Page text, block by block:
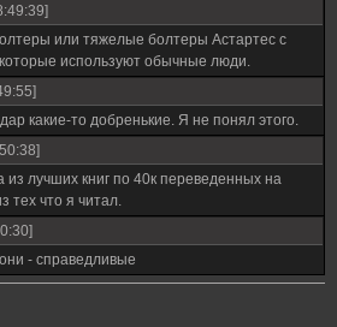
или тяжелые болтеры Астартес с
используют обычные люди.
какие-то добренькие. Я не понял этого.
лучших книг по 40к переведенных на
тех что я читал.
- справедливые